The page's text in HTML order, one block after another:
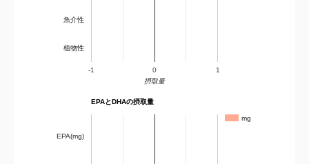
-1 0 1
魚介性
植物性
摂取量
EPAとDHAの摂取量
mg
EPA(mg)